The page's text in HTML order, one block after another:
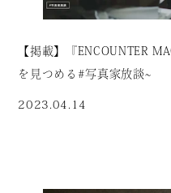
【掲載】『ENCOUNTER
を見つめる＃写真家放談〜
2023.04.14